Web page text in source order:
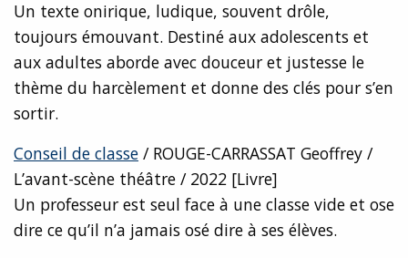
Un texte onirique, ludique, souvent drôle,
toujours émouvant. Destiné aux adolescents et
aux adultes aborde avec douceur et justesse le
thème du harcèlement et donne des clés pour s’en
sortir.
Conseil de classe / ROUGE-CARRASSAT Geoffrey /
L’avant-scène théâtre / 2022 [Livre]
Un professeur est seul face à une classe vide et ose
dire ce qu’il n’a jamais osé dire à ses élèves.